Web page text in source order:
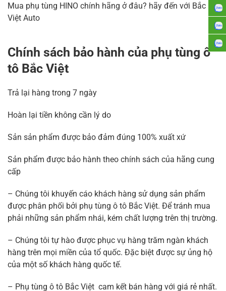
Mua phụ tùng HINO chính hãng ở đâu? hãy đến với Bắc
Việt Auto
Chính sách bảo hành của phụ tùng ô
tô Bắc Việt
Trả lại hàng trong 7 ngày
Hoàn lại tiền không cần lý do
Sản sản phẩm được bảo đảm đúng 100% xuất xứ
Sản phẩm được bảo hành theo chính sách của hãng cung
cấp
– Chúng tôi khuyến cáo khách hàng sử dụng sản phẩm
được phân phối bởi phụ tùng ô tô Bắc Việt. Để tránh mua
phải những sản phẩm nhái, kém chất lượng trên thị trường.
– Chúng tôi tự hào được phục vụ hàng trăm ngàn khách
hàng trên mọi miền của tổ quốc. Đặc biệt được sự ủng hộ
của một số khách hàng quốc tế.
– Phụ tùng ô tô Bắc Việt cam kết bán hàng với giá rẻ nhất.